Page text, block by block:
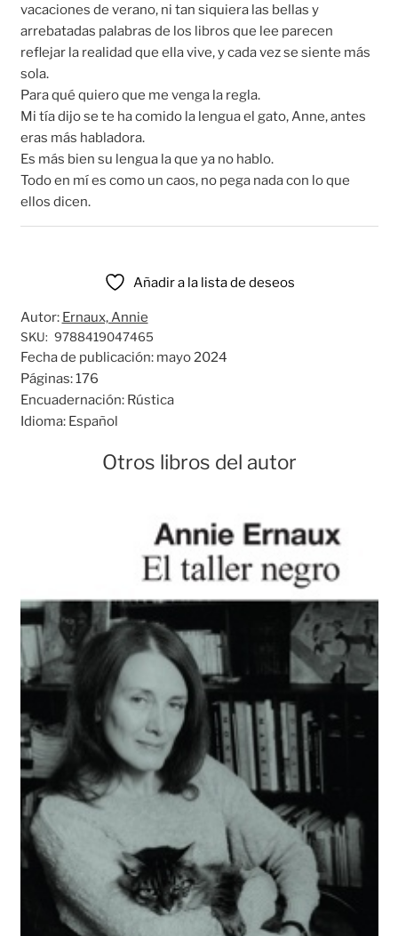
vacaciones de verano, ni tan siquiera las bellas y
arrebatadas palabras de los libros que lee parecen
reflejar la realidad que ella vive, y cada vez se siente más
sola.
Para qué quiero que me venga la regla.
Mi tía dijo se te ha comido la lengua el gato, Anne, antes
eras más habladora.
Es más bien su lengua la que ya no hablo.
Todo en mí es como un caos, no pega nada con lo que
ellos dicen.
Añadir a la lista de deseos
Autor: Ernaux, Annie
SKU: 9788419047465
Fecha de publicación: mayo 2024
Páginas:176
Encuadernación: Rústica
Idioma: Español
Otros libros del autor